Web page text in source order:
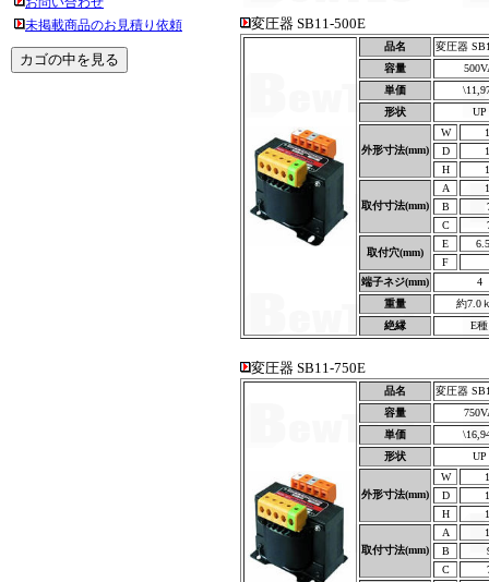
変圧器 SB11-500E
品名
変圧器
容量
単価
形状
UP
外形寸法(mm)
W
D
H
取付寸法(mm)
A
B
C
取付穴(mm)
E
F
端子ネジ(mm)
4
重量
約7.0
絶縁
E種
変圧器 SB11-750E
品名
変圧器
容量
単価
形状
UP
外形寸法(mm)
W
D
H
取付寸法(mm)
A
B
C
未掲載商品のお見積り依頼